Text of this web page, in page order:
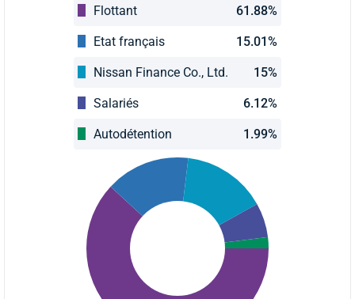
Flottant 61.88%
Etat français 15.01%
Nissan Finance Co., Ltd. 15%
Salariés 6.12%
Autodétention 1.99%